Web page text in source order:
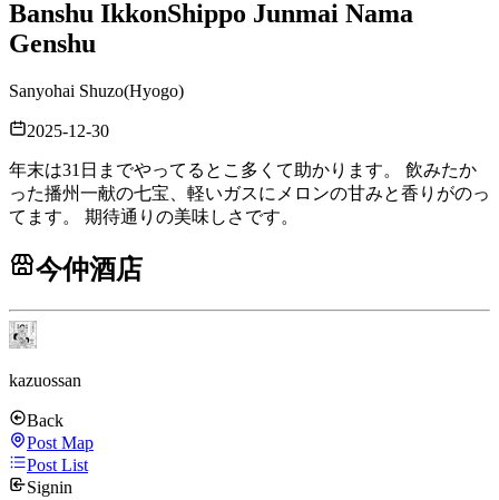
Banshu IkkonShippo Junmai Nama
Genshu
Sanyohai Shuzo(Hyogo)
2025-12-30
年末は31日までやってるとこ多くて助かります。 飲みたか
った播州一献の七宝、軽いガスにメロンの甘みと香りがのっ
てます。 期待通りの美味しさです。
今仲酒店
kazuossan
Back
Post Map
Post List
Signin